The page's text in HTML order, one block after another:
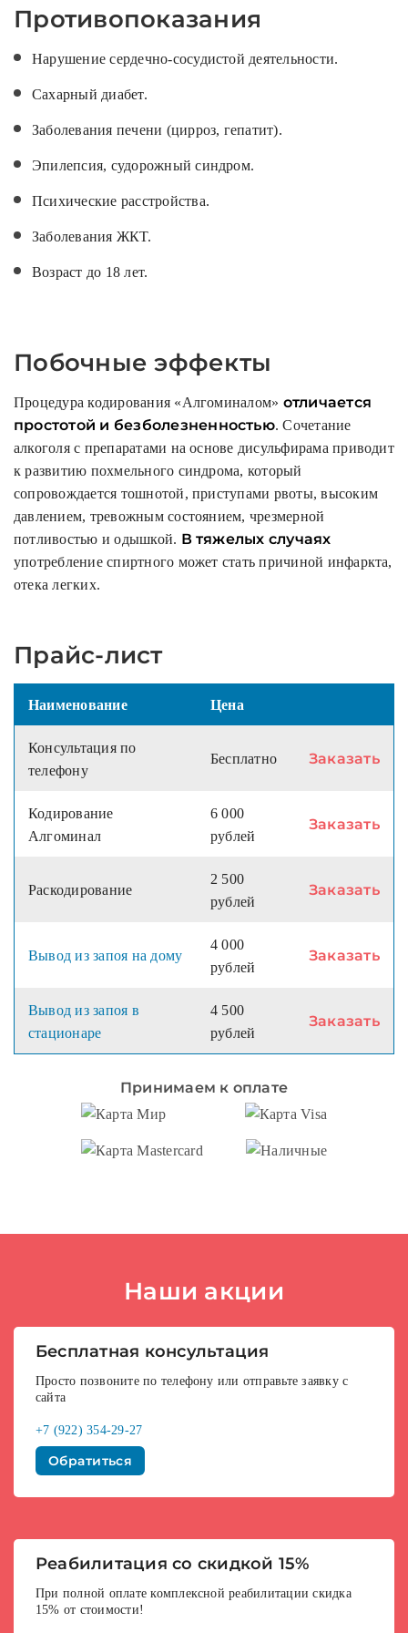
Противопоказания
Нарушение сердечно-сосудистой деятельности.
Сахарный диабет.
Заболевания печени (цирроз, гепатит).
Эпилепсия, судорожный синдром.
Психические расстройства.
Заболевания ЖКТ.
Возраст до 18 лет.
Побочные эффекты
Процедура кодирования «Алгоминалом» отличается
простотой и безболезненностью. Сочетание
алкоголя с препаратами на основе дисульфирама приводит
к развитию похмельного синдрома, который
сопровождается тошнотой, приступами рвоты, высоким
давлением, тревожным состоянием, чрезмерной
потливостью и одышкой. В тяжелых случаях
употребление спиртного может стать причиной инфаркта,
отека легких.
Прайс-лист
Наименование Цена
Консультация по
телефону
Бесплатно Заказать
Кодирование
Алгоминал
6 000
рублей
Заказать
Раскодирование
2 500
рублей
Заказать
Вывод из запоя на дому
4 000
рублей
Заказать
Вывод из запоя в
стационаре
4 500
рублей
Заказать
Принимаем к оплате
Наши акции
Бесплатная консультация
Просто позвоните по телефону или отправьте заявку с
сайта
+7 (922) 354-29-27
Обратиться
Реабилитация со скидкой 15%
При полной оплате комплексной реабилитации скидка
15% от стоимости!